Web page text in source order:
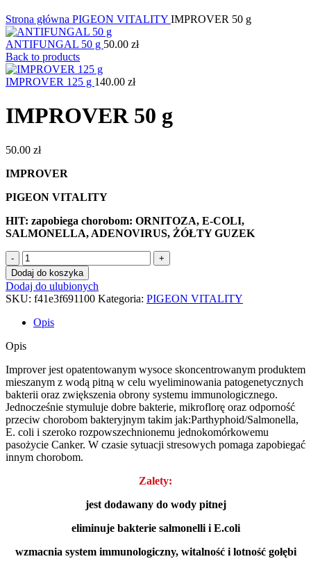
Strona główna PIGEON VITALITY IMPROVER 50 g
ANTIFUNGAL 50 g 50.00 zł
Back to products
IMPROVER 125 g 140.00 zł
IMPROVER 50 g
50.00 zł
IMPROVER
PIGEON VITALITY
HIT: zapobiega chorobom: ORNITOZA, E-COLI,
SALMONELLA, ADENOVIRUS, ŻÓŁTY GUZEK
ilość
IMPROVER
50
g
Dodaj do koszyka
Dodaj do ulubionych
SKU: f41e3f691100 Kategoria: PIGEON VITALITY
Opis
Opis
Improver jest opatentowanym wysoce skoncentrowanym produktem
mieszanym z wodą pitną w celu wyeliminowania patogenetycznych
bakterii oraz zwiększenia obrony systemu immunologicznego.
Jednocześnie stymuluje dobre bakterie, mikroflorę oraz odporność
przeciw chorobom bakteryjnym takim jak:Parthyphoid/Salmonella,
E. coli i szeroko rozpowszechnionemu jednokomórkowemu
pasożycie Canker. W czasie sytuacji stresowych pomaga zapobiegać
innym chorobom.
Zalety:
jest dodawany do wody pitnej
eliminuje bakterie salmonelli i E.coli
wzmacnia system immunologiczny, witalność i lotność gołębi